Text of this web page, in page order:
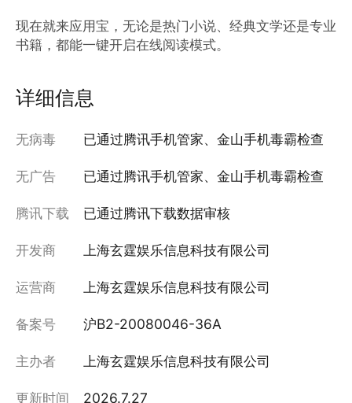
现在就来应用宝，无论是热门小说、经典文学还是专业
书籍，都能一键开启在线阅读模式。
详细信息
无病毒 已通过腾讯手机管家、金山手机毒霸检查
无广告 已通过腾讯手机管家、金山手机毒霸检查
腾讯下载 已通过腾讯下载数据审核
开发商 上海玄霆娱乐信息科技有限公司
运营商 上海玄霆娱乐信息科技有限公司
备案号 沪B2-20080046-36A
主办者 上海玄霆娱乐信息科技有限公司
更新时间 2026.7.27